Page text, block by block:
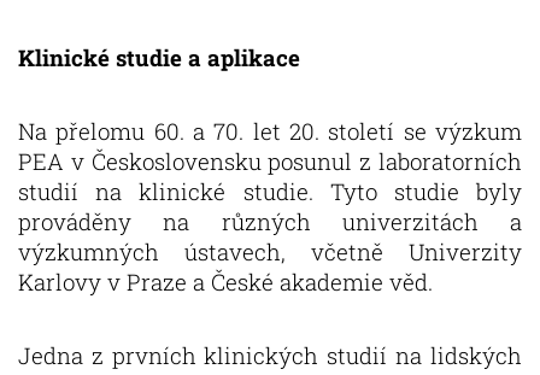
Klinické studie a aplikace
Na přelomu 60. a 70. let 20. století se výzkum
PEA v Československu posunul z laboratorních
studií na klinické studie. Tyto studie byly
prováděny na různých univerzitách a
výzkumných ústavech, včetně Univerzity
Karlovy v Praze a České akademie věd.
Jedna z prvních klinických studií na lidských